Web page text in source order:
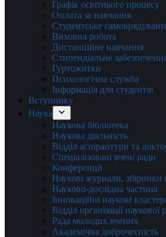
Графік освітнього процесу
Оплата за навчання
Студентське
Виховна робота
Дистанційне навчання
Стипендіальне
Гуртожитки
Психологічна служба
Інформація для студентів
Вступнику
Наука
Наукова бібліотека
Наукова діяльність
Відділ аспірантури та
Спеціалізовані вчені ради
Конференції
Наукові журнали, збірники
Науково-дослідна частина
Інноваційні наукові
Відділ організації
Рада молодих вчених
Академічна доброчесність